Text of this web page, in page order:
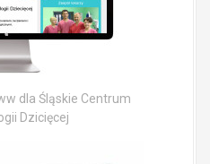
dla Śląskie Centrum
Dzicięcej